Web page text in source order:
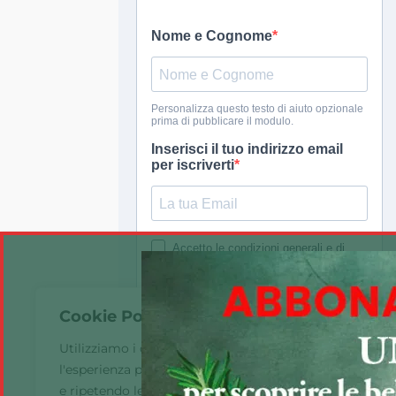
Cookie Policy 🍪
Utilizziamo i cookie sul nostro sito Web per offrirti
l'esperienza più pertinente ricordando le tue
e ripetendo le visite. Cliccando su "Accetta tutto",